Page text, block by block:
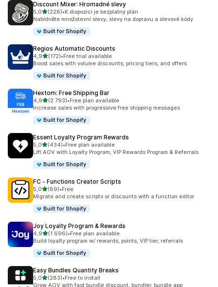
Discount Mixer: Hromadné slevy
5,0z 5 hvězd
(228)
Celkový počet recenzí: 228
•K dispozici je bezplatný plán
Nabídněte množstevní slevy, slevy na dopravu a slevové kódy
Built for Shopify
Regios Automatic Discounts
4,9z 5 hvězd
(172)
Celkový počet recenzí: 172
•Free trial available
Boost sales with volume discounts, pricing tiers, and offers
Built for Shopify
Hextom: Free Shipping Bar
4,9z 5 hvězd
(2 793)
Celkový počet recenzí: 2793
•Free plan available
Increase sales with progressive free shipping messages
Built for Shopify
Essent Loyalty Program Rewards
5,0z 5 hvězd
(434)
Celkový počet recenzí: 434
•Free plan available
Lift AOV with Loyalty Program, VIP Rewards Program & Referrals
Built for Shopify
FC ‑ Functions Creator Scripts
5,0z 5 hvězd
(89)
Celkový počet recenzí: 89
•Free
Migrate and create scripts or discounts with a function editor
Built for Shopify
Joy Loyalty Program & Rewards
4,9z 5 hvězd
(1 696)
Celkový počet recenzí: 1696
•Free plan available
Build loyalty program w/ rewards, points, VIP tier, referrals
Built for Shopify
Easy Bundles Quantity Breaks
5,0z 5 hvězd
(283)
Celkový počet recenzí: 283
•Free to install
Grow AOV with fast bundle discount, bundler, bundle app